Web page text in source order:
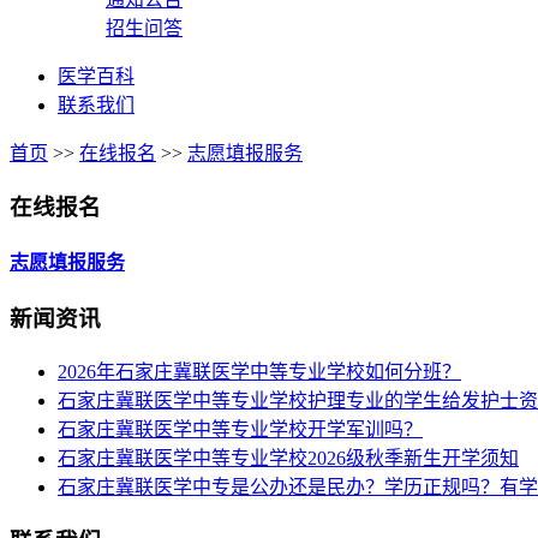
招生问答
医学百科
联系我们
首页 >> 在线报名 >> 志愿填报服务
在线报名
志愿填报服务
新闻资讯
2026年石家庄冀联医学中等专业学校如何分班？
石家庄冀联医学中等专业学校护理专业的学生给发护士资
石家庄冀联医学中等专业学校开学军训吗？
石家庄冀联医学中等专业学校2026级秋季新生开学须知
石家庄冀联医学中专是公办还是民办？学历正规吗？有学